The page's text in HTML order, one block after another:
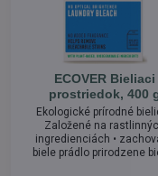
ECOVER Bieliaci
prostriedok, 400
Ekologické prírodné
Založené na
ingredienciách •
biele prádlo prirodzene